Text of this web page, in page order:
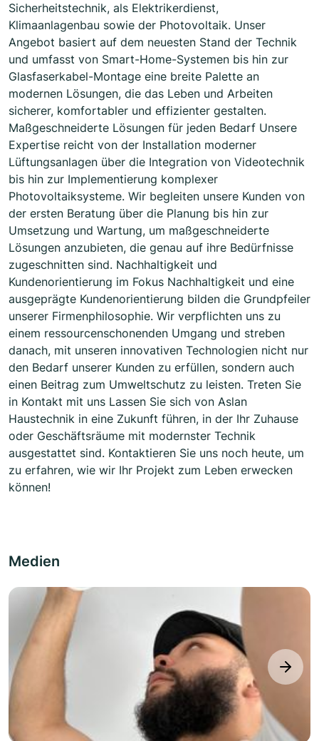
Sicherheitstechnik, als Elektrikerdienst,
Klimaanlagenbau sowie der Photovoltaik. Unser
Angebot basiert auf dem neuesten Stand der Technik
und umfasst von Smart-Home-Systemen bis hin zur
Glasfaserkabel-Montage eine breite Palette an
modernen Lösungen, die das Leben und Arbeiten
sicherer, komfortabler und effizienter gestalten.
Maßgeschneiderte Lösungen für jeden Bedarf Unsere
Expertise reicht von der Installation moderner
Lüftungsanlagen über die Integration von Videotechnik
bis hin zur Implementierung komplexer
Photovoltaiksysteme. Wir begleiten unsere Kunden von
der ersten Beratung über die Planung bis hin zur
Umsetzung und Wartung, um maßgeschneiderte
Lösungen anzubieten, die genau auf ihre Bedürfnisse
zugeschnitten sind. Nachhaltigkeit und
Kundenorientierung im Fokus Nachhaltigkeit und eine
ausgeprägte Kundenorientierung bilden die Grundpfeiler
unserer Firmenphilosophie. Wir verpflichten uns zu
einem ressourcenschonenden Umgang und streben
danach, mit unseren innovativen Technologien nicht nur
den Bedarf unserer Kunden zu erfüllen, sondern auch
einen Beitrag zum Umweltschutz zu leisten. Treten Sie
in Kontakt mit uns Lassen Sie sich von Aslan
Haustechnik in eine Zukunft führen, in der Ihr Zuhause
oder Geschäftsräume mit modernster Technik
ausgestattet sind. Kontaktieren Sie uns noch heute, um
zu erfahren, wie wir Ihr Projekt zum Leben erwecken
können!
Medien
next